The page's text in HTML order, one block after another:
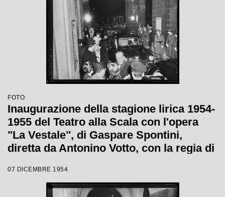
FOTO
Inaugurazione della stagione lirica 1954-
1955 del Teatro alla Scala con l'opera
"La Vestale", di Gaspare Spontini,
diretta da Antonino Votto, con la regia di
07 DICEMBRE 1954